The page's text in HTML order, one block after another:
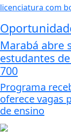
Marabá abre
estudantes
700
Programa
oferece vagas
de ensino